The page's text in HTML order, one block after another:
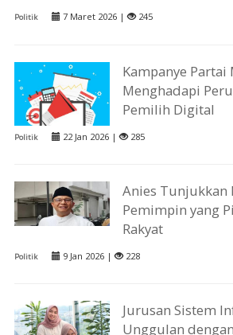
Politik 7 Maret 2026 | 245
Kampanye
Menghadapi
Pemilih Digital
Politik 22 Jan 2026 | 285
Anies Tunjukkan
Pemimpin yang
Rakyat
Politik 9 Jan 2026 | 228
Jurusan Sistem
Unggulan